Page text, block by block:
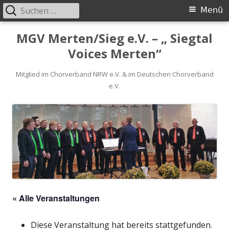
MGV Merten/Sieg e.V. – „ Siegtal
Voices Merten“
Mitglied im Chorverband NRW e.V. & im Deutschen Chorverband
e.V.
Primäres
Menü
Menü
Suchen
nach:
« Alle Veranstaltungen
Diese Veranstaltung hat bereits stattgefunden.